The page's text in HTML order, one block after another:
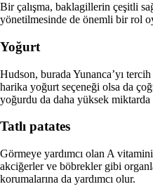
Bir çalışma, baklagillerin çeşitli
yönetilmesinde de önemli bir rol
Yoğurt
Hudson, burada Yunanca’yı
harika yoğurt seçeneği olsa da
yoğurdu da daha yüksek
Tatlı patates
Görmeye yardımcı olan A
akciğerler ve böbrekler gibi
korumalarına da yardımcı olur.